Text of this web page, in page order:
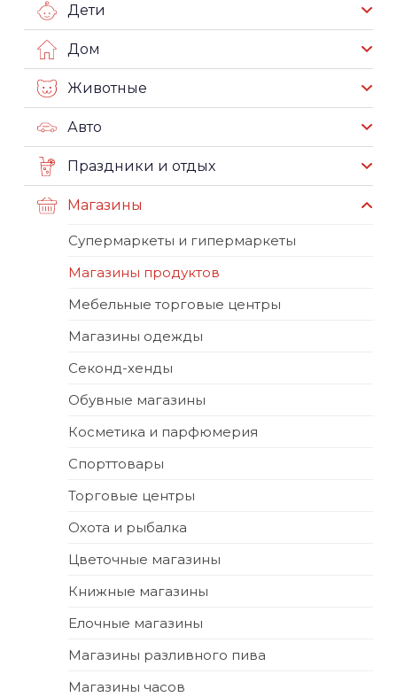
Дети
Дом
Животные
Авто
Праздники и отдых
Магазины
Супермаркеты и гипермаркеты
Магазины продуктов
Мебельные торговые центры
Магазины одежды
Секонд-хенды
Обувные магазины
Косметика и парфюмерия
Спорттовары
Торговые центры
Охота и рыбалка
Цветочные магазины
Книжные магазины
Елочные магазины
Магазины разливного пива
Магазины часов